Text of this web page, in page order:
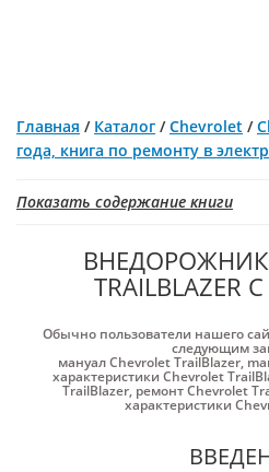
Главная / Каталог /Chevrolet /
года, книга по ремонту в
Показать содержание книги
ВНЕДОРОЖНИК
TRAILBLAZER
Обычно пользователи нашего
следующим
мануал Chevrolet TrailBlazer,
характеристики Chevrolet
TrailBlazer, ремонт Chevrolet
характеристики